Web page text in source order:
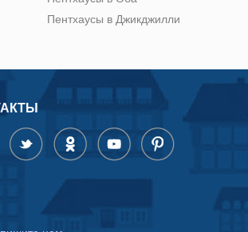
Пентхаусы в Джикджилли